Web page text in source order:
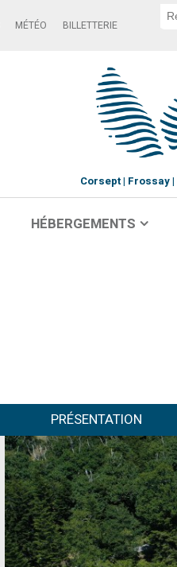
MÉTÉO BILLETTERIE
Corsept Frossay
HÉBERGEMENTS
PRÉSENTATION